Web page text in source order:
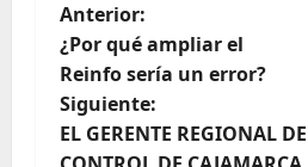
Anterior:
¿Por qué ampliar el
Reinfo sería un error?
Siguiente:
EL GERENTE REGIONAL DE